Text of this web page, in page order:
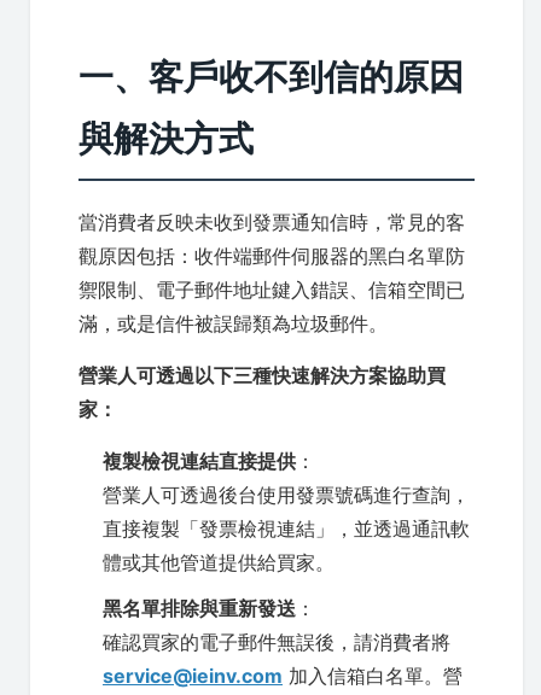
一、客戶收不到信的原因
與解決方式
當消費者反映未收到發票通知信時，常見的客
觀原因包括：收件端郵件伺服器的黑白名單防
禦限制、電子郵件地址鍵入錯誤、信箱空間已
滿，或是信件被誤歸類為垃圾郵件。
營業人可透過以下三種快速解決方案協助買
家：
複製檢視連結直接提供 ：
營業人可透過後台使用發票號碼進行查詢，
直接複製「發票檢視連結」，並透過通訊軟
體或其他管道提供給買家。
黑名單排除與重新發送 ：
確認買家的電子郵件無誤後，請消費者將
service@ieinv.com 加入信箱白名單。營